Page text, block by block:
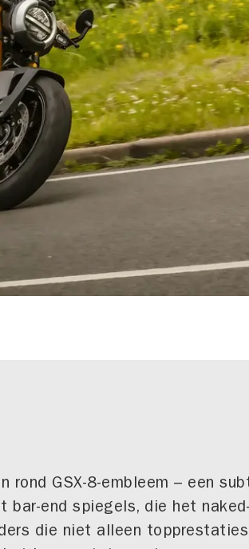
rond GSX-8-embleem – een
end spiegels, die het
die niet alleen